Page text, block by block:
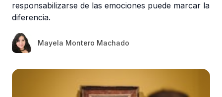
responsabilizarse de las emociones puede marcar la
diferencia.
Mayela Montero Machado